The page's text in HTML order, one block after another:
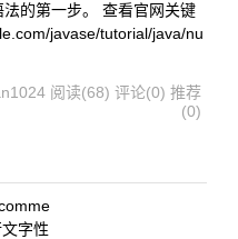
的第一步。 查看官网关键
javase/tutorial/java/nu
阅读(68) 评论(0) 推荐
(0)
字性